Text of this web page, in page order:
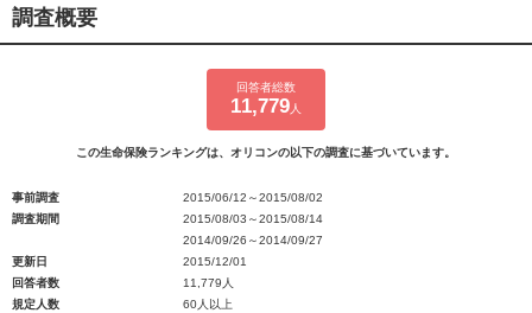
調査概要
回答者総数
11,779 人
この生命保険ランキングは、オリコンの以下の調査に基づいています。
事前調査
2015/06/12～2015/08/02
調査期間
2015/08/03～2015/08/14
2014/09/26～2014/09/27
更新日
2015/12/01
回答者数
11,779人
規定人数
60人以上